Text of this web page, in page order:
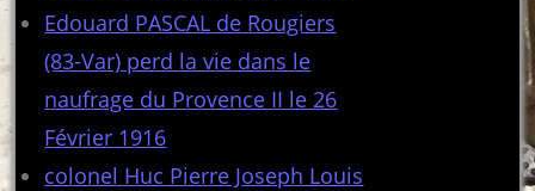
Edouard PASCAL de Rougiers
(83-Var) perd la vie dans le
naufrage du Provence II le 26
Février 1916
colonel Huc Pierre Joseph Louis